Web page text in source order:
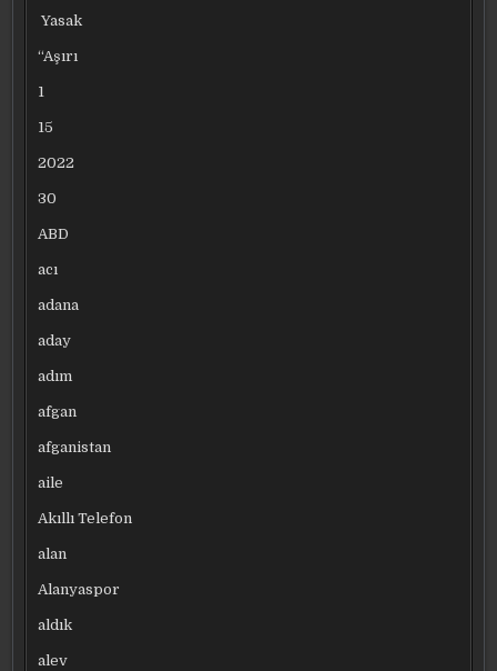
Yasak
“Aşırı
1
15
2022
30
ABD
acı
adana
aday
adım
afgan
afganistan
aile
Akıllı Telefon
alan
Alanyaspor
aldık
alev